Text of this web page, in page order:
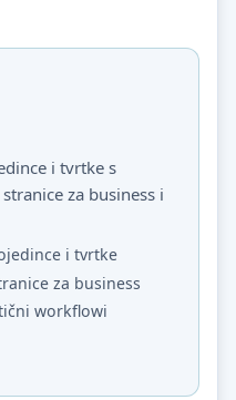
i tvrtke s
za business i
i tvrtke
za business
workflowi